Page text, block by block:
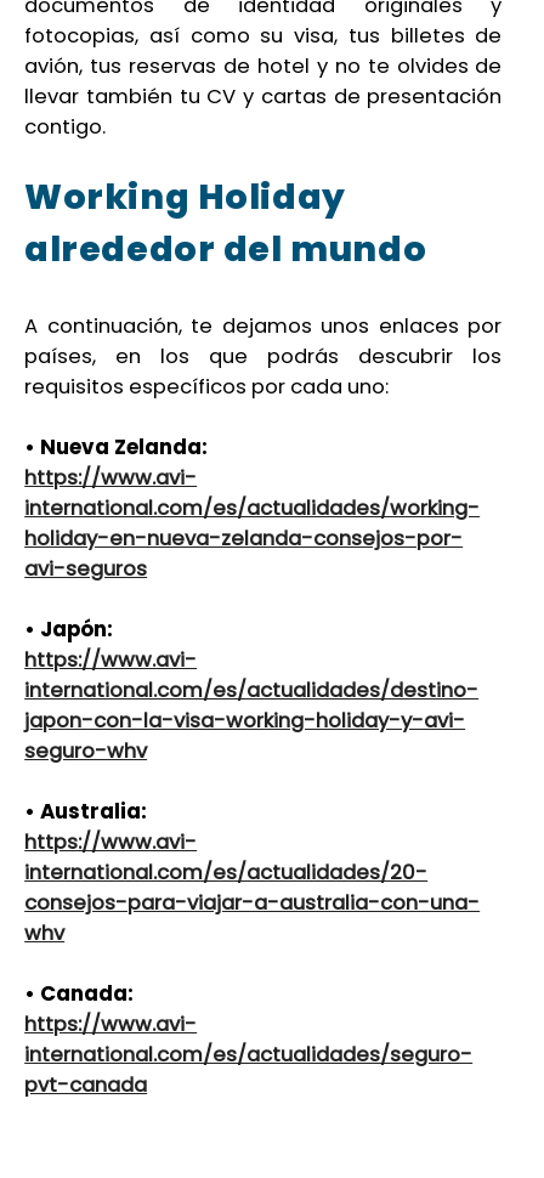
documentos de identidad originales y
fotocopias, así como su visa, tus billetes de
avión, tus reservas de hotel y no te olvides de
llevar también tu CV y cartas de presentación
contigo.
Working Holiday
alrededor del mundo
A continuación, te dejamos unos enlaces por
países, en los que podrás descubrir los
requisitos específicos por cada uno:
• Nueva Zelanda:
https://www.avi-
international.com/es/actualidades/working-
holiday-en-nueva-zelanda-consejos-por-
avi-seguros
• Japón:
https://www.avi-
international.com/es/actualidades/destino-
japon-con-la-visa-working-holiday-y-avi-
seguro-whv
• Australia:
https://www.avi-
international.com/es/actualidades/20-
consejos-para-viajar-a-australia-con-una-
whv
• Canada:
https://www.avi-
international.com/es/actualidades/seguro-
pvt-canada